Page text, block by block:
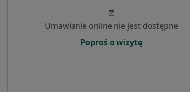
Umawianie online nie jest dostępne
Poproś o wizytę